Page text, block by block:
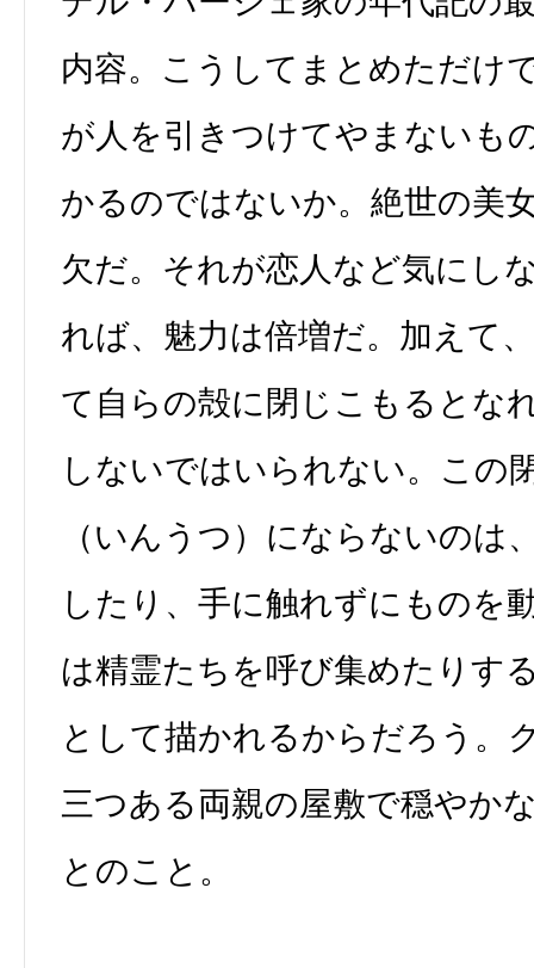
内容。こうしてまとめただけ
が人を引きつけてやまないも
かるのではないか。絶世の美
欠だ。それが恋人など気にし
れば、魅力は倍増だ。加えて
て自らの殻に閉じこもるとな
しないではいられない。この
（いんうつ）にならないのは
したり、手に触れずにものを
は精霊たちを呼び集めたりす
として描かれるからだろう。
三つある両親の屋敷で穏やか
とのこと。